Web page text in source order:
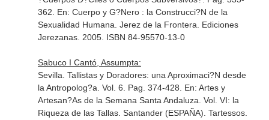
362. En: Cuerpo y G?Nero : la Construcci?N de la
Sexualidad Humana . Jerez de la Frontera. Ediciones
Jerezanas. 2005. ISBN 84-95570-13-0
Sabuco I Cantó, Assumpta:
Sevilla. Tallistas y Doradores: una Aproximaci?N desde
la Antropolog?a. Vol. 6. Pag. 374-428. En: Artes y
Artesan?As de la Semana Santa Andaluza. Vol. VI: la
Riqueza de las Tallas. Santander (ESPAÑA). Tartessos.